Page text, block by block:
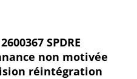
SPDRE
non motivée
réintégration